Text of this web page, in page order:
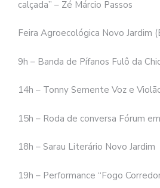
calçada” – Zé Márcio Passos
Feira Agroecológica Novo Jardim
9h – Banda de Pífanos Fulô da
14h – Tonny Semente Voz e
15h – Roda de conversa Fórum
18h – Sarau Literário Novo Jardim
19h – Performance “Fogo